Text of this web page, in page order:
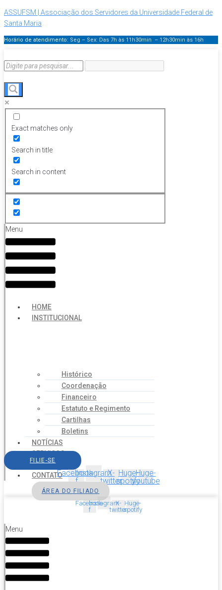
ASSUFSM | Associação dos Servidores da Universidade Federal de
Santa Maria
Horário de atendimento: Seg – Sex: Das 7h às 11h30min – 12h30min às 16h
Exact matches only
Search in title
Search in content
Menu
HOME
INSTITUCIONAL
Histórico
Coordenação
Financeiro
Estatuto e Regimento
Cartilhas
Boletins
NOTÍCIAS
SERVIÇOS
AGENDA
CONTATO
FILIE-SE
Facebook-
f
InstagramX-
twitter
Huge-
spotify
Huge-
youtube
ÁREA DO FILIADO
Facebook-
f
InstagramX-
twitter
Huge-
spotify
Menu